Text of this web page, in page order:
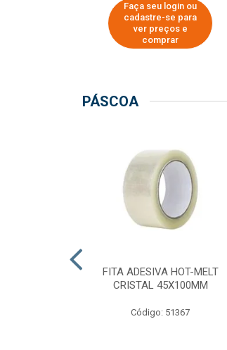
Faça seu login ou
cadastre-se para
ver preços e
comprar
PÁSCOA
FITA ADESIVA HOT-MELT
CRISTAL 45X100MM
Código: 51367